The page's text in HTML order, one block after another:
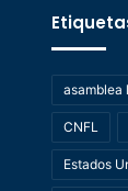
asamblea
CNFL
Estados